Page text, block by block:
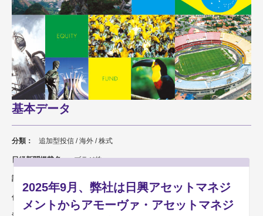
基本データ
分類： 追加型投信 / 海外 / 株式
日経新聞掲載名： ブラジ株
設定日：
信託期間：
2025年9月、弊社は日興アセットマネジ
メントからアモーヴァ・アセットマネジ